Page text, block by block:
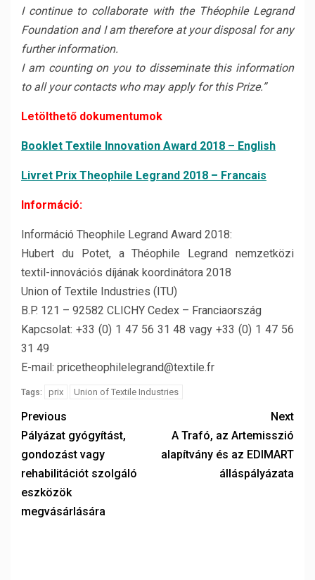
I continue to collaborate with the Théophile Legrand
Foundation and I am therefore at your disposal for any
further information.
I am counting on you to disseminate this information
to all your contacts who may apply for this Prize.”
Letölthető dokumentumok
Booklet Textile Innovation Award 2018 – English
Livret Prix Theophile Legrand 2018 – Francais
Információ:
Információ Theophile Legrand Award 2018:
Hubert du Potet, a Théophile Legrand nemzetközi
textil-innovációs díjának koordinátora 2018
Union of Textile Industries (ITU)
B.P. 121 – 92582 CLICHY Cedex – Franciaország
Kapcsolat: +33 (0) 1 47 56 31 48 vagy +33 (0) 1 47 56
31 49
E-mail: pricetheophilelegrand@textile.fr
Tags: prix Union of Textile Industries
Previous
Pályázat gyógyítást,
gondozást vagy
rehabilitációt szolgáló
eszközök
megvásárlására
Next
A Trafó, az Artemisszió
alapítvány és az EDIMART
álláspályázata